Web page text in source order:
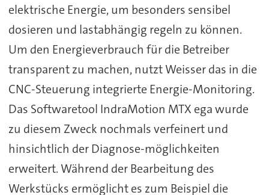
elektrische Energie, um besonders sensibel
dosieren und lastabhängig regeln zu können.
Um den Energieverbrauch für die Betreiber
transparent zu machen, nutzt Weisser das in die
CNC-Steuerung integrierte Energie-Monitoring.
Das Softwaretool IndraMotion MTX ega wurde
zu diesem Zweck nochmals verfeinert und
hinsichtlich der Diagnose-möglichkeiten
erweitert. Während der Bearbeitung des
Werkstücks ermöglicht es zum Beispiel die